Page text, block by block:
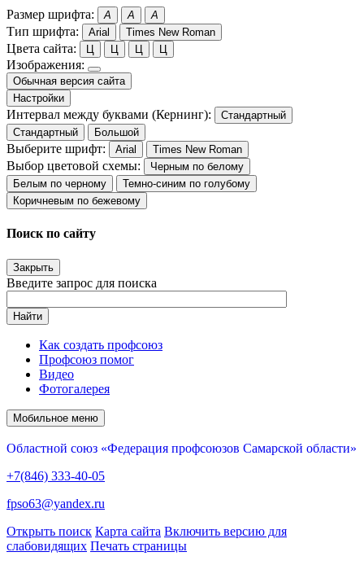
Размер шрифта: A A A
Тип шрифта: Arial Times New Roman
Цвета сайта: Ц Ц Ц Ц
Изображения:
Обычная версия сайта
Настройки
Интервал между буквами (Кернинг):
Стандартный
Стандартный
Большой
Выберите шрифт: Arial Times New Roman
Выбор цветовой схемы:
Черным по белому
Белым по черному
Темно-синим по голубому
Коричневым по бежевому
Поиск по сайту
Закрыть
Введите запрос для поиска
Найти
Как создать профсоюз
Профсоюз помог
Видео
Фотогалерея
Мобильное меню
Областной союз «Федерация профсоюзов Самарской области»
+7(846) 333-40-05
fpso63@yandex.ru
Открыть поиск Карта сайта Включить версию для
слабовидящих Печать страницы